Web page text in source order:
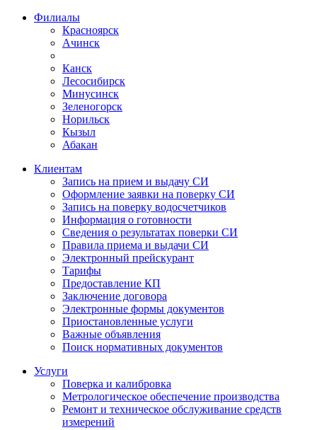
Филиалы
Красноярск
Ачинск
Канск
Лесосибирск
Минусинск
Зеленогорск
Норильск
Кызыл
Абакан
Клиентам
Запись на прием и выдачу СИ
Оформление заявки на поверку СИ
Запись на поверку водосчетчиков
Информация о готовности
Сведения о результатах поверки СИ
Правила приема и выдачи СИ
Электронный прейскурант
Тарифы
Предоставление КП
Заключение договора
Электронные формы документов
Приостановленные услуги
Важные объявления
Поиск нормативных документов
Услуги
Поверка и калибровка
Метрологическое обеспечение производства
Ремонт и техническое обслуживание средств
измерений